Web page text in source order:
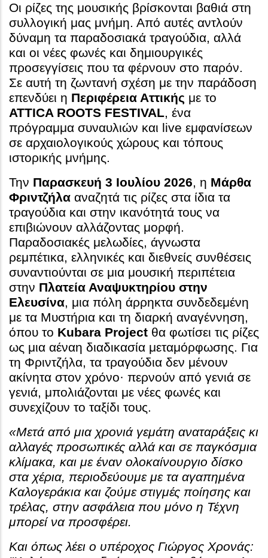
Οι ρίζες της μουσικής βρίσκονται βαθιά στη
συλλογική μας μνήμη. Από αυτές αντλούν
δύναμη τα παραδοσιακά τραγούδια, αλλά
και οι νέες φωνές και δημιουργικές
προσεγγίσεις που τα φέρνουν στο παρόν.
Σε αυτή τη ζωντανή σχέση με την παράδοση
επενδύει η Περιφέρεια Αττικής με το
ATTICA ROOTS FESTIVAL, ένα
πρόγραμμα συναυλιών και live εμφανίσεων
σε αρχαιολογικούς χώρους και τόπους
ιστορικής μνήμης.
Την Παρασκευή 3 Ιουλίου 2026, η Μάρθα
Φριντζήλα αναζητά τις ρίζες στα ίδια τα
τραγούδια και στην ικανότητά τους να
επιβιώνουν αλλάζοντας μορφή.
Παραδοσιακές μελωδίες, άγνωστα
ρεμπέτικα, ελληνικές και διεθνείς συνθέσεις
συναντιούνται σε μια μουσική περιπέτεια
στην Πλατεία Αναψυκτηρίου στην
Ελευσίνα, μια πόλη άρρηκτα συνδεδεμένη
με τα Μυστήρια και τη διαρκή αναγέννηση,
όπου το Kubara Project θα φωτίσει τις ρίζες
ως μια αέναη διαδικασία μεταμόρφωσης. Για
τη Φριντζήλα, τα τραγούδια δεν μένουν
ακίνητα στον χρόνο· περνούν από γενιά σε
γενιά, μπολιάζονται με νέες φωνές και
συνεχίζουν το ταξίδι τους.
«Μετά από μια χρονιά γεμάτη αναταράξεις κι
αλλαγές προσωπικές αλλά και σε παγκόσμια
κλίμακα, και με έναν ολοκαίνουργιο δίσκο
στα χέρια, περιοδεύουμε με τα αγαπημένα
Καλογεράκια και ζούμε στιγμές ποίησης και
τρέλας, στην ασφάλεια που μόνο η Τέχνη
μπορεί να προσφέρει.
Και όπως λέει ο υπέροχος Γιώργος Χρονάς: